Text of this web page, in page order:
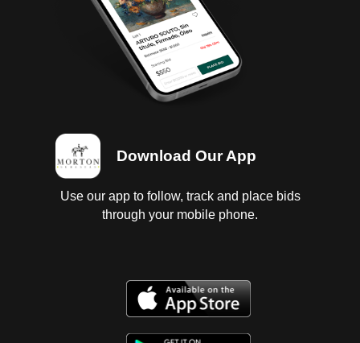
Download Our App
Use our app to follow, track and place bids
through your mobile phone.